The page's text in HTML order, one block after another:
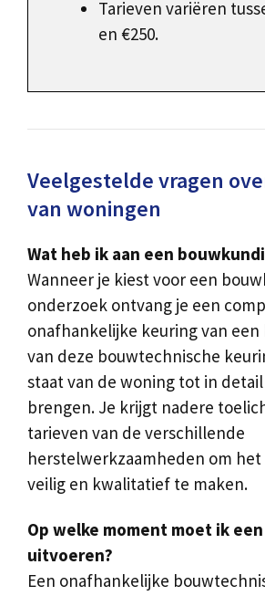
Tarieven variëren
en €250.
Veelgestelde vragen
van woningen
Wat heb ik aan een
Wanneer je kiest voor een
onderzoek ontvang je een
onafhankelijke keuring van een
van deze bouwtechnische
staat van de woning tot in
brengen. Je krijgt nadere
tarieven van de verschillende
herstelwerkzaamheden om het
veilig en kwalitatief te maken.
Op welke moment moet ik
uitvoeren?
Een onafhankelijke